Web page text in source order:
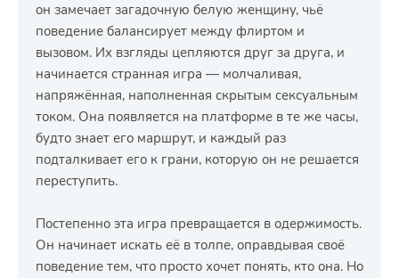
он замечает загадочную белую женщину, чьё
поведение балансирует между флиртом и
вызовом. Их взгляды цепляются друг за друга, и
начинается странная игра — молчаливая,
напряжённая, наполненная скрытым сексуальным
током. Она появляется на платформе в те же часы,
будто знает его маршрут, и каждый раз
подталкивает его к грани, которую он не решается
переступить.
Постепенно эта игра превращается в одержимость.
Он начинает искать её в толпе, оправдывая своё
поведение тем, что просто хочет понять, кто она. Но